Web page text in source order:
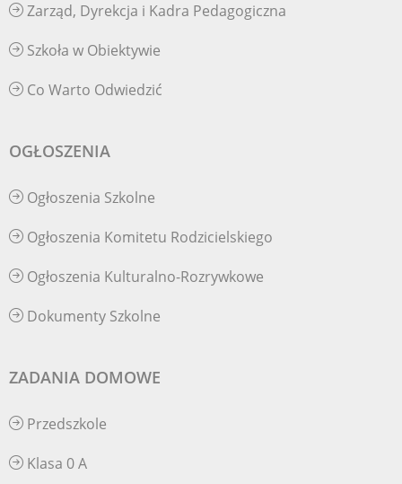
Zarząd, Dyrekcja i Kadra Pedagogiczna
Szkoła w Obiektywie
Co Warto Odwiedzić
OGŁOSZENIA
Ogłoszenia Szkolne
Ogłoszenia Komitetu Rodzicielskiego
Ogłoszenia Kulturalno-Rozrywkowe
Dokumenty Szkolne
ZADANIA DOMOWE
Przedszkole
Klasa 0 A